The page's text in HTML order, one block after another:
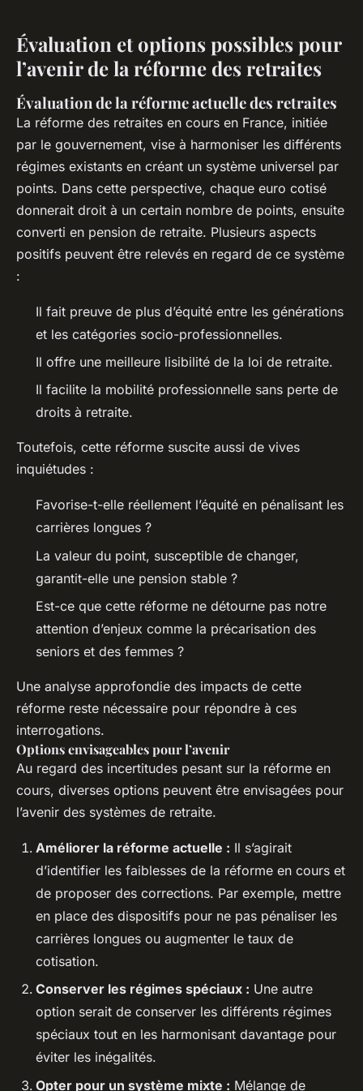
Évaluation et options possibles pour
l’avenir de la réforme des retraites
Évaluation de la réforme actuelle des retraites
La réforme des retraites en cours en France, initiée
par le gouvernement, vise à harmoniser les différents
régimes existants en créant un système universel par
points. Dans cette perspective, chaque euro cotisé
donnerait droit à un certain nombre de points, ensuite
converti en pension de retraite. Plusieurs aspects
positifs peuvent être relevés en regard de ce système
:
Il fait preuve de plus d’équité entre les générations
et les catégories socio-professionnelles.
Il offre une meilleure lisibilité de la loi de retraite.
Il facilite la mobilité professionnelle sans perte de
droits à retraite.
Toutefois, cette réforme suscite aussi de vives
inquiétudes :
Favorise-t-elle réellement l’équité en pénalisant les
carrières longues ?
La valeur du point, susceptible de changer,
garantit-elle une pension stable ?
Est-ce que cette réforme ne détourne pas notre
attention d’enjeux comme la précarisation des
seniors et des femmes ?
Une analyse approfondie des impacts de cette
réforme reste nécessaire pour répondre à ces
interrogations.
Options envisageables pour l’avenir
Au regard des incertitudes pesant sur la réforme en
cours, diverses options peuvent être envisagées pour
l’avenir des systèmes de retraite.
Améliorer la réforme actuelle : Il s’agirait
d’identifier les faiblesses de la réforme en cours et
de proposer des corrections. Par exemple, mettre
en place des dispositifs pour ne pas pénaliser les
carrières longues ou augmenter le taux de
cotisation.
Conserver les régimes spéciaux : Une autre
option serait de conserver les différents régimes
spéciaux tout en les harmonisant davantage pour
éviter les inégalités.
Opter pour un système mixte : Mélange de